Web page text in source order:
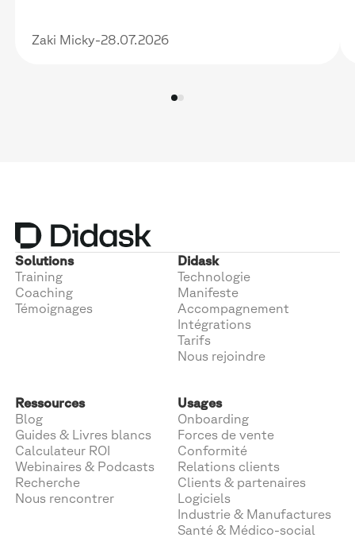
Zaki Micky-28.07.2026
Solutions
Training
Coaching
Témoignages
Didask
Technologie
Manifeste
Accompagnement
Intégrations
Tarifs
Nous rejoindre
Ressources
Blog
Guides & Livres blancs
Calculateur ROI
Webinaires & Podcasts
Recherche
Nous rencontrer
Usages
Onboarding
Forces de vente
Conformité
Relations clients
Clients & partenaires
Logiciels
Industrie & Manufactures
Santé & Médico-social